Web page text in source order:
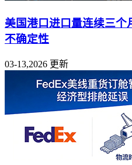
美国港口进口量连续三个
不确定性
03-13,2026 更新